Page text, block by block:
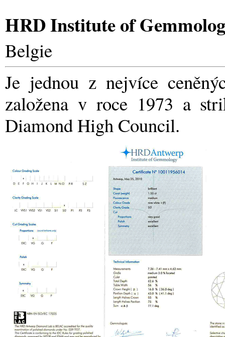
HRD Institute of
Belgie
Je jednou z nejvíce
založena v roce 1973 a
Diamond High Council.